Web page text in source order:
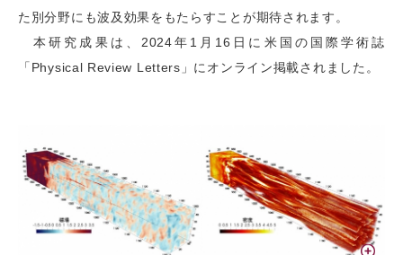
た別分野にも波及効果をもたらすことが期待されます。
本研究成果は、2024年1月16日に米国の国際学術誌
「Physical Review Letters」にオンライン掲載されました。